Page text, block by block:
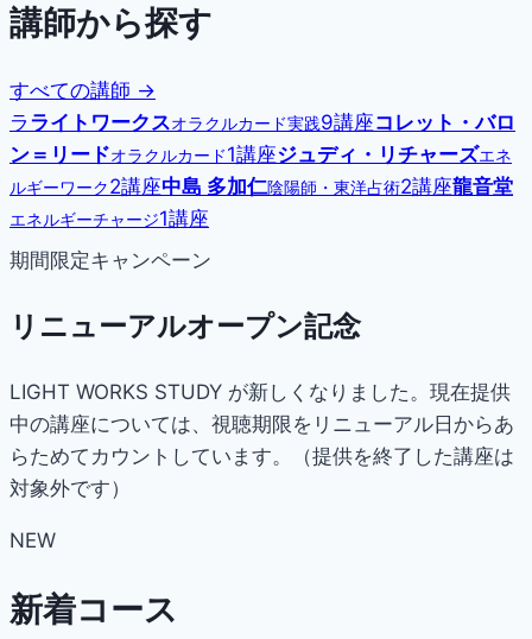
講師から探す
すべての講師 →
ラ ライトワークスオラクルカード実践9講座コレット・バロ
ン＝リードオラクルカード1講座ジュディ・リチャーズエネ
ルギーワーク2講座中島 多加仁陰陽師・東洋占術2講座龍音堂
エネルギーチャージ1講座
期間限定キャンペーン
リニューアルオープン記念
LIGHT WORKS STUDY が新しくなりました。現在提供
中の講座については、視聴期限をリニューアル日からあ
らためてカウントしています。（提供を終了した講座は
対象外です）
NEW
新着コース